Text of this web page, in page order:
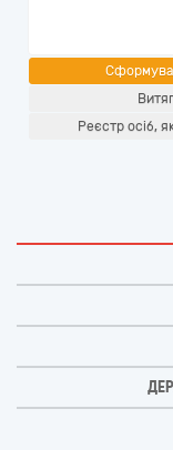
Реєстр осіб,